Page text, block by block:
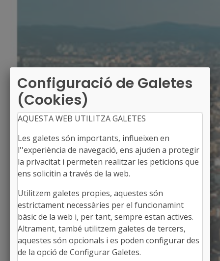
LA TALLADA D'EMPORDÀ
Alcaldessa: Gloria Marull Coll
El Baix Empordà, Girona
Població: 240
Superfície: 7,86 km2
http://www.ddgi.cat/serradaro
Configuració de Galetes
(Cookies)
AQUESTA WEB UTILITZA GALETES
Les galetes són importants, influeixen en
l''experiència de navegació, ens ajuden a protegir
la privacitat i permeten realitzar les peticions que
ens solicitin a través de la web.
Utilitzem galetes propies, aquestes són
estrictament necessàries per el funcionamint
bàsic de la web i, per tant, sempre estan actives.
Altrament, també utilitzem galetes de tercers,
aquestes són opcionals i es poden configurar des
de la opció de Configurar Galetes.